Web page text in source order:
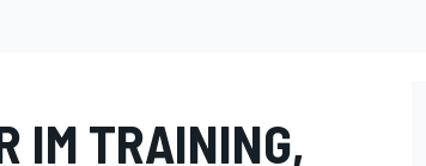
IM TRAINING,